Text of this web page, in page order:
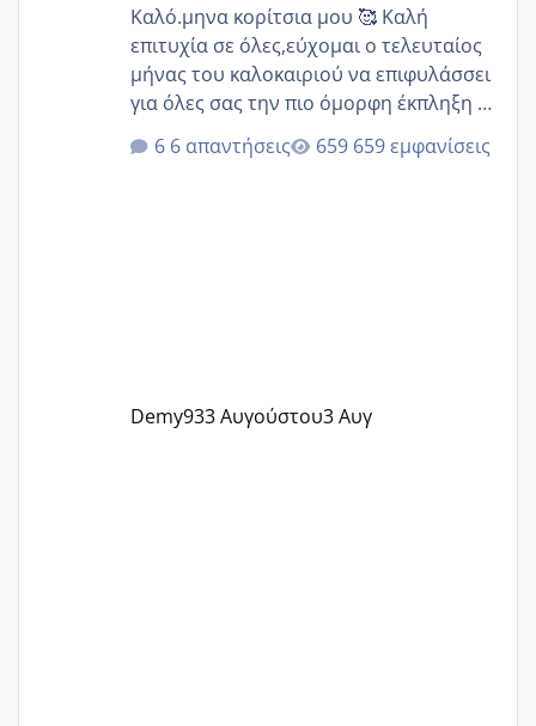
Καλό.μηνα κορίτσια μου 🥰 Καλή
επιτυχία σε όλες,εύχομαι ο τελευταίος
μήνας του καλοκαιριού να επιφυλάσσει
για όλες σας την πιο όμορφη έκπληξη 🧿
@Elk @Melikara86 @Παρασκευαιδου
@Zenia z @melitiniღ @Christi.D.
6 απαντήσεις 659 εμφανίσεις
Demy933 Αυγούστου3 Αυγ